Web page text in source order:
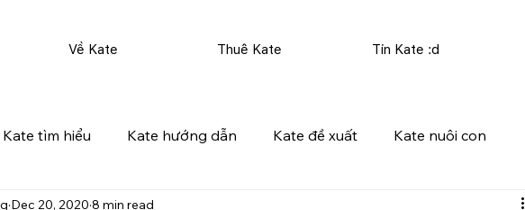
Về Kate Thuê Kate Tin Kate :d
Kate tìm hiểu Kate hướng dẫn Kate đề xuất Kate nuôi con
Dec 20, 2020 8 min read